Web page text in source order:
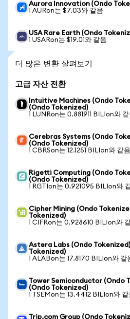
Aurora Innovation (Ondo
1 AURon는 $7.03와 같음
USA Rare Earth (Ondo
1 USARon는 $19.01와 같음
더 많은 변환 살펴보기
고급 자산 전환
Intuitive Machines (Ondo
(Ondo Tokenized)
1 LUNRon는 0.881911 BILIon와 같
Cerebras Systems (Ondo
(Ondo Tokenized)
1 CBRSon는 12.1251 BILIon와 같음
Rigetti Computing (Ondo
(Ondo Tokenized)
1 RGTIon는 0.921095 BILIon와
Cipher Mining (Ondo
Tokenized)
1 CIFRon는 0.928610 BILIon와
Astera Labs (Ondo
Tokenized)
1 ALABon는 17.8170 BILIon와 같
Tower Semiconductor (Ondo
(Ondo Tokenized)
1 TSEMon는 13.4412 BILIon와 같
Trip.com Group (Ondo